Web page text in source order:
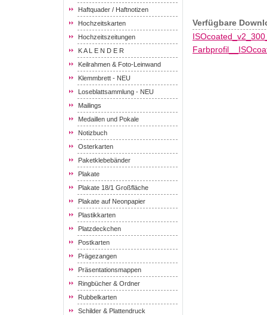
Haftquader / Haftnotizen
Hochzeitskarten
Hochzeitszeitungen
K A L E N D E R
Keilrahmen & Foto-Leinwand
Klemmbrett - NEU
Loseblattsammlung - NEU
Mailings
Medaillen und Pokale
Notizbuch
Osterkarten
Paketklebebänder
Plakate
Plakate 18/1 Großfläche
Plakate auf Neonpapier
Plastikkarten
Platzdeckchen
Postkarten
Prägezangen
Präsentationsmappen
Ringbücher & Ordner
Rubbelkarten
Schilder & Plattendruck
Verfügbare